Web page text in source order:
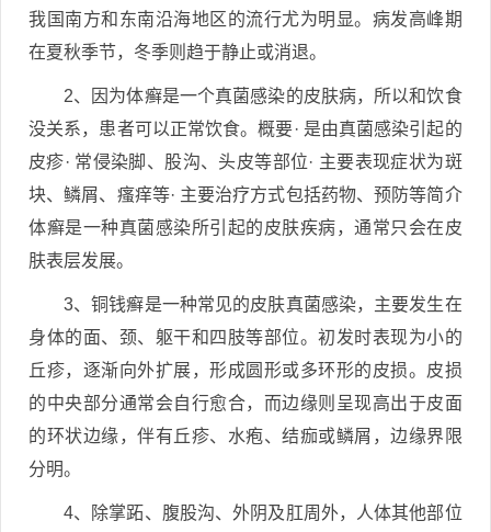
我国南方和东南沿海地区的流行尤为明显。病发高峰期
在夏秋季节，冬季则趋于静止或消退。
2、因为体癣是一个真菌感染的皮肤病，所以和饮食
没关系，患者可以正常饮食。概要· 是由真菌感染引起的
皮疹· 常侵染脚、股沟、头皮等部位· 主要表现症状为斑
块、鳞屑、瘙痒等· 主要治疗方式包括药物、预防等简介
体癣是一种真菌感染所引起的皮肤疾病，通常只会在皮
肤表层发展。
3、铜钱癣是一种常见的皮肤真菌感染，主要发生在
身体的面、颈、躯干和四肢等部位。初发时表现为小的
丘疹，逐渐向外扩展，形成圆形或多环形的皮损。皮损
的中央部分通常会自行愈合，而边缘则呈现高出于皮面
的环状边缘，伴有丘疹、水疱、结痂或鳞屑，边缘界限
分明。
4、除掌跖、腹股沟、外阴及肛周外，人体其他部位